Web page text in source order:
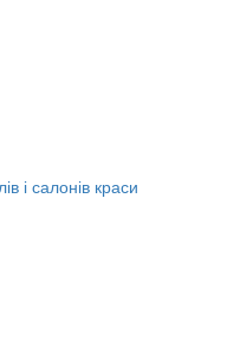
і салонів краси